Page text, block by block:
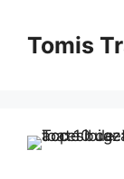
conținutTomis